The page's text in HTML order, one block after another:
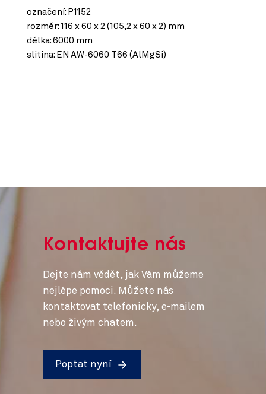
označení: P1152
rozměr: 116 x 60 x 2 (105,2 x 60 x 2) mm
délka: 6000 mm
slitina: EN AW-6060 T66 (AlMgSi)
Kontaktujte nás
Dejte nám vědět, jak Vám můžeme
nejlépe pomoci. Můžete nás
kontaktovat telefonicky, e-mailem
nebo živým chatem.
Poptat nyní